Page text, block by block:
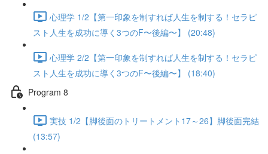
心理学 1/2【第一印象を制すれば人生を制する！セラピ
スト人生を成功に導く3つのF〜後編〜】 (20:48)
心理学 2/2【第一印象を制すれば人生を制する！セラピ
スト人生を成功に導く3つのF〜後編〜】 (18:40)
Program 8
実技 1/2【脚後面のトリートメント17～26】脚後面完結
(13:57)